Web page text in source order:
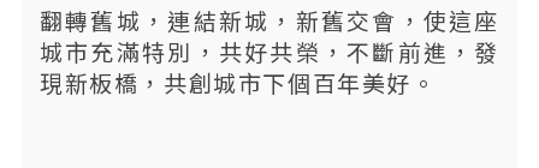
翻轉舊城，連結新城，新舊交會，使這座
城市充滿特別，共好共榮，不斷前進，發
現新板橋，共創城市下個百年美好。